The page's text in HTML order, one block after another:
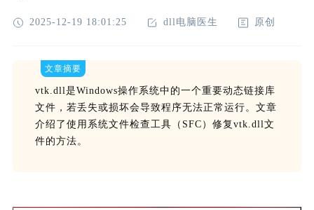
2025-12-19 18:01:25 dll电脑医生 原创
文章摘要
vtk.dll是Windows操作系统中的一个重要动态链接库
文件，若丢失或损坏会导致程序无法正常运行。文章
介绍了使用系统文件检查工具（SFC）修复vtk.dll文
件的方法。